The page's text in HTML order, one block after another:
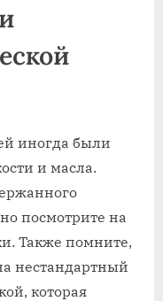
иногда были
и масла.
посмотрите на
Также помните,
нестандартный
которая